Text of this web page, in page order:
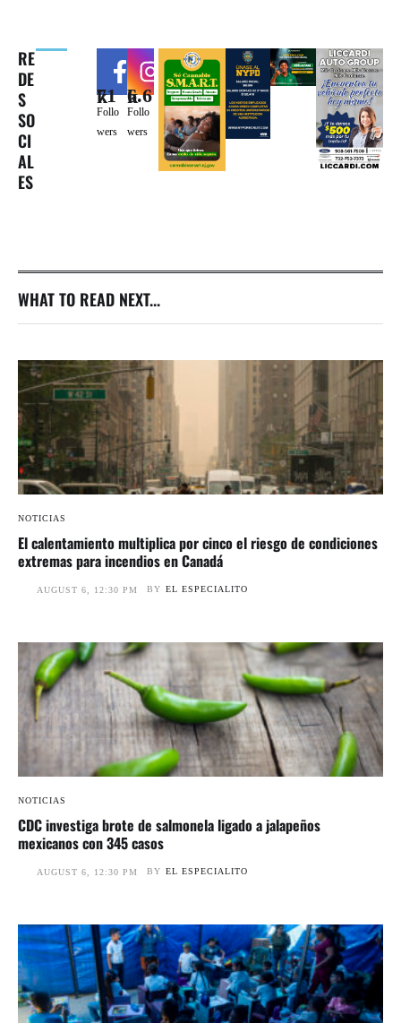
RE
DE
S
SO
CI
AL
ES
71k
Follo
wers
6.6k
Follo
wers
WHAT TO READ NEXT...
NOTICIAS
El calentamiento multiplica por cinco el riesgo de condiciones
extremas para incendios en Canadá
AUGUST 6, 12:30 PM BY EL ESPECIALITO
NOTICIAS
CDC investiga brote de salmonela ligado a jalapeños
mexicanos con 345 casos
AUGUST 6, 12:30 PM BY EL ESPECIALITO